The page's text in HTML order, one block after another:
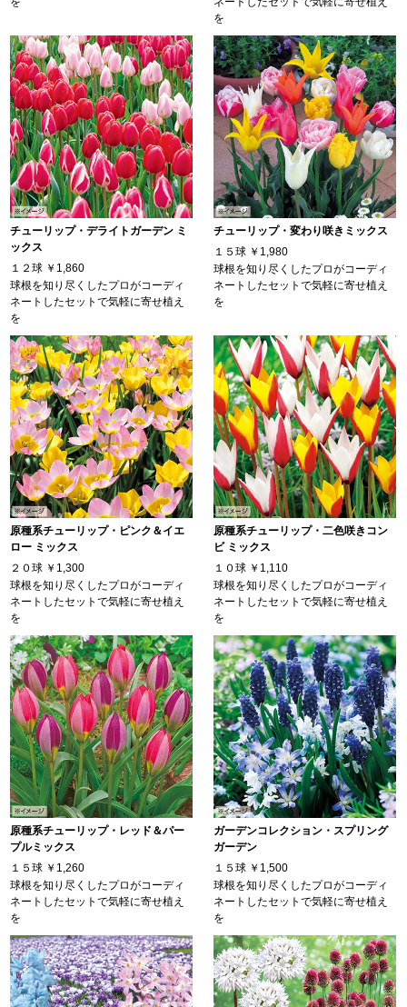
を
チューリップ・デライトガーデン ミ
ックス
１２球 ￥1,860
球根を知り尽くしたプロがコーディ
ネートしたセットで気軽に寄せ植え
を
チューリップ・変わり咲きミックス
１５球 ￥1,980
球根を知り尽くしたプロがコーディ
ネートしたセットで気軽に寄せ植え
を
原種系チューリップ・ピンク＆イエ
ロー ミックス
２０球 ￥1,300
球根を知り尽くしたプロがコーディ
ネートしたセットで気軽に寄せ植え
を
原種系チューリップ・二色咲きコン
ビ ミックス
１０球 ￥1,110
球根を知り尽くしたプロがコーディ
ネートしたセットで気軽に寄せ植え
を
原種系チューリップ・レッド＆パー
プルミックス
１５球 ￥1,260
球根を知り尽くしたプロがコーディ
ネートしたセットで気軽に寄せ植え
を
ガーデンコレクション・スプリング
ガーデン
１５球 ￥1,500
球根を知り尽くしたプロがコーディ
ネートしたセットで気軽に寄せ植え
を